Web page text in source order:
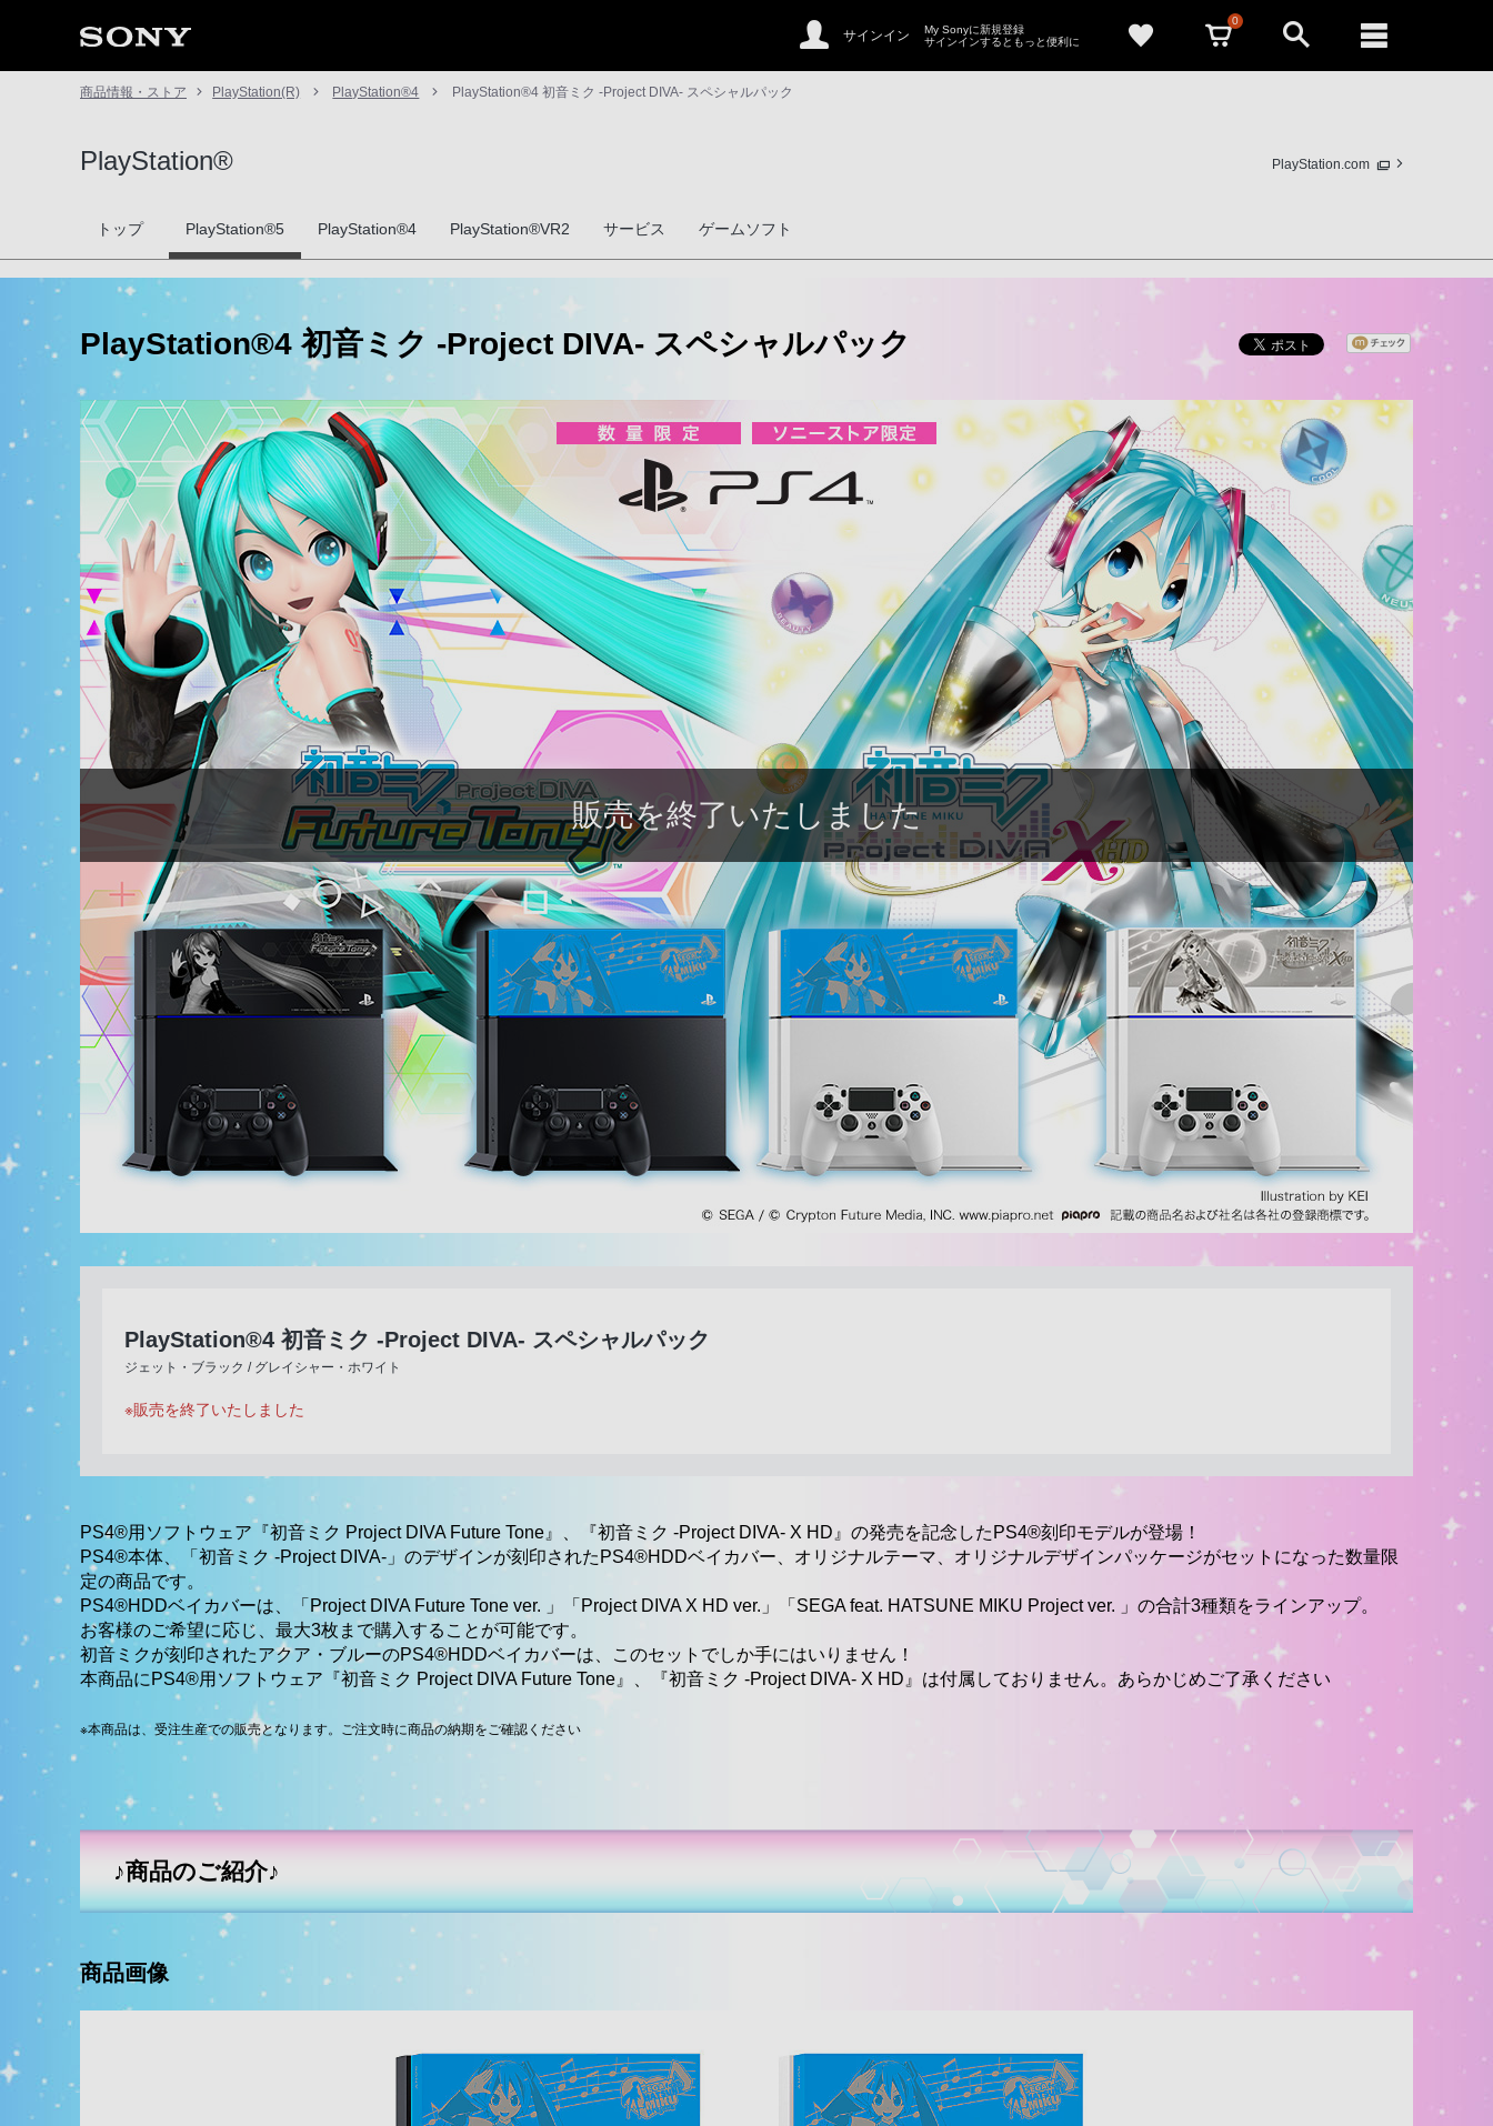
サインイン
My Sonyに新規登録
サインインするともっと便利に
0
商品情報・ストア PlayStation(R) PlayStation®4 PlayStation®4 初音ミク -Project DIVA- スペシャルパック
PlayStation® PlayStation.com
トップ PlayStation®5 PlayStation®4 PlayStation®VR2 サービス ゲームソフト
PlayStation®4 初音ミク -Project DIVA- スペシャルパック
販売を終了いたしました
PlayStation®4 初音ミク -Project DIVA- スペシャルパック
ジェット・ブラック / グレイシャー・ホワイト
※販売を終了いたしました
PS4®用ソフトウェア『初音ミク Project DIVA Future Tone』、『初音ミク -Project DIVA- X HD』の発売を記念したPS4®刻印モデルが登場！
PS4®本体、「初音ミク -Project DIVA-」のデザインが刻印されたPS4®HDDベイカバー、オリジナルテーマ、オリジナルデザインパッケージがセットになった数量限
定の商品です。
PS4®HDDベイカバーは、「Project DIVA Future Tone ver. 」「Project DIVA X HD ver.」「SEGA feat. HATSUNE MIKU Project ver. 」の合計3種類をラインアップ。
お客様のご希望に応じ、最大3枚まで購入することが可能です。
初音ミクが刻印されたアクア・ブルーのPS4®HDDベイカバーは、このセットでしか手にはいりません！
本商品にPS4®用ソフトウェア『初音ミク Project DIVA Future Tone』、『初音ミク -Project DIVA- X HD』は付属しておりません。あらかじめご了承ください
※本商品は、受注生産での販売となります。ご注文時に商品の納期をご確認ください
♪商品のご紹介♪
商品画像